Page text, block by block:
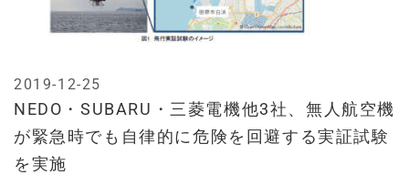
NEDO・SUBARU・三菱電機他3社、無人航空機
が緊急時でも自律的に危険を回避する実証試験
を実施
2019-12-25